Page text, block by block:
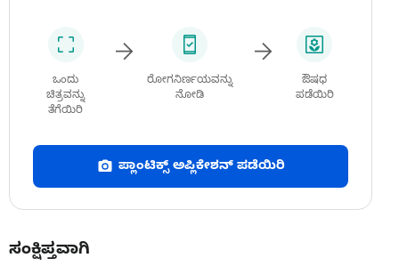
ಒಂದು
ಚಿತ್ರವನ್ನು
ತೆಗೆಯಿರಿ
ರೋಗನಿರ್ಣಯವನ್ನು
ನೋಡಿ
ಔಷಧ
ಪಡೆಯಿರಿ
ಪ್ಲಾಂಟಿಕ್ಸ್ ಅಪ್ಲಿಕೇಶನ್ ಪಡೆಯಿರಿ
ಸಂಕ್ಷಿಪ್ತವಾಗಿ